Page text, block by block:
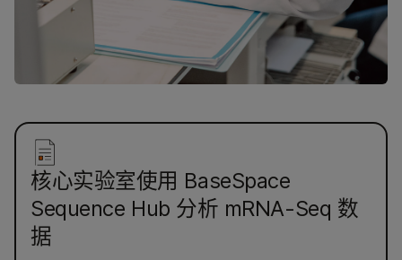
核心实验室使用 BaseSpace
Sequence Hub 分析 mRNA-Seq 数
据